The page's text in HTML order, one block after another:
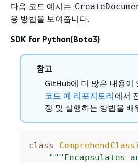
다음 코드 예시는
용 방법을 보여줍니다.
SDK for Python(Boto3)
참고
GitHub에 더 많은 내용이
코드 예 리포지토리 에서
정 및 실행하는 방법을 배
class
"""Encapsulates